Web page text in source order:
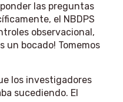
las preguntas
el NBDPS
observacional,
un bocado! Tomemos
los investigadores
sucediendo. El